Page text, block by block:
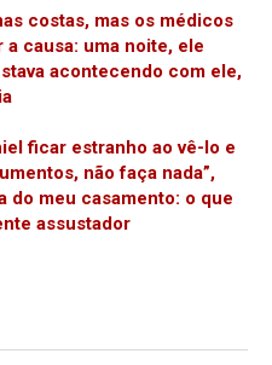
costas, mas os médicos
causa: uma noite, ele
acontecendo com ele,
ficar estranho ao vê-lo e
não faça nada”,
do meu casamento: o que
assustador